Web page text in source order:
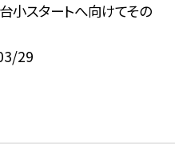
小スタートへ向けてその
29